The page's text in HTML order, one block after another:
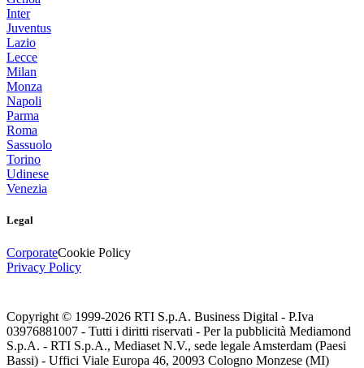
Inter
Juventus
Lazio
Lecce
Milan
Monza
Napoli
Parma
Roma
Sassuolo
Torino
Udinese
Venezia
Legal
CorporateCookie Policy
Privacy Policy
Copyright © 1999-2026 RTI S.p.A. Business Digital - P.Iva
03976881007 - Tutti i diritti riservati - Per la pubblicità Mediamond
S.p.A. - RTI S.p.A., Mediaset N.V., sede legale Amsterdam (Paesi
Bassi) - Uffici Viale Europa 46, 20093 Cologno Monzese (MI)